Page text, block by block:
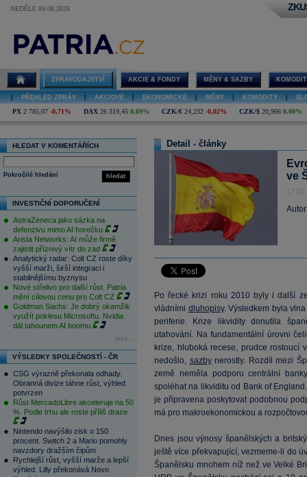
NEDĚLE 09.08.2026
ZPRAVODAJSTVÍ AKCIE & FONDY MĚNY & SAZBY
PŘEHLED ZPRÁV AKCIOVÉ EKONOMICKÉ MĚNY KOMODITY
PX 2 785,07 -0,71% DAX 26 319,45 0,69% CZK/€ 24,232 -0,02% CZK/$ 20,966 0,00%
HLEDAT V KOMENTÁŘÍCH
hledat
Pokročilé hledání
INVESTIČNÍ DOPORUČENÍ
AstraZeneca jako sázka na
defenzivu mimo AI horečku
Arista Networks: AI může firmě
zajistit příznivý vítr do zad
Analytický radar: Colt CZ roste díky
vyšší marži, širší integraci i
stabilnějšímu byznysu
Nové střelivo pro další růst. Patria
mění cílovou cenu pro Colt CZ
Goldman Sachs: Je dobrý okamžik
využít poklesu Microsoftu. Nvidia
dál tahounem AI boomu
více...
VÝSLEDKY SPOLEČNOSTÍ - ČR
CSG výrazně překonala odhady.
Obranná divize táhne růst, výhled
potvrzen
Růst MercadoLibre akceleruje na 50
%. Podle trhu ale roste příliš draze
Nintendo navýšilo zisk o 150
procent. Switch 2 a Mario pomohly
navzdory dražším čipům
Rychlejší růst, vyšší marže a lepší
výhled. Lilly překonává Novo
Detail - články
ve
Po řecké krizi roku 2010 byly i další
vládními dluhopisy. Výsledkem byla
periferie. Krize likvidity donutila
utahování. Na fundamentální úrovni
krize, hluboká recese, prudce
nedošlo, sazbynerostly. Rozdíl mezi
země neměla podporu centrální
spoléhat na likviditu od Bank of
je připravena poskytovat podobnou
má pro makroekonomickou a
Dnes jsou výnosy španělských a
ještě více překvapující, vezmeme-li do
Španělsku mnohem níž než ve Velké